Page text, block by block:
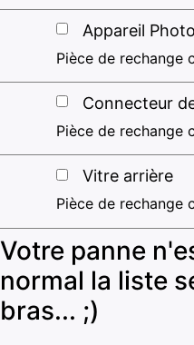
Appareil
Pièce de rechange
Connecteur
Pièce de rechange
Vitre arrière
Pièce de rechange
Votre panne
normal la liste
bras... ;)